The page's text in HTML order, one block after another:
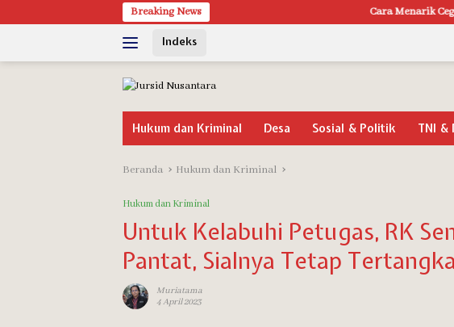
ke
Breaking News Cara Menarik Cegah
Indeks
Hukum dan Kriminal Desa Sosial & Politik TNI &
Beranda Hukum dan Kriminal
Hukum dan Kriminal
Untuk Kelabuhi Petugas, RK
Pantat, Sialnya Tetap
Muriatama
4 April 2023